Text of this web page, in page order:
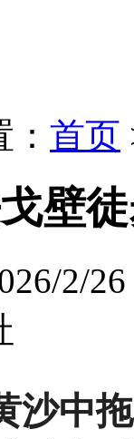
首页
壁
2/26
沙中